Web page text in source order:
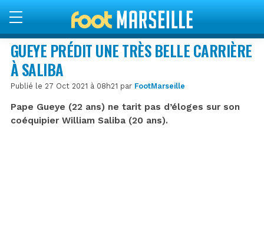
GUEYE PRÉDIT UNE TRÈS BELLE CARRIÈRE
À SALIBA
Publié le 27 Oct 2021 à 08h21 par FootMarseille
Pape Gueye (22 ans) ne tarit pas d’éloges sur son
coéquipier William Saliba (20 ans).